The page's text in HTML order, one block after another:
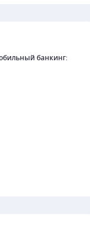
банкинг: